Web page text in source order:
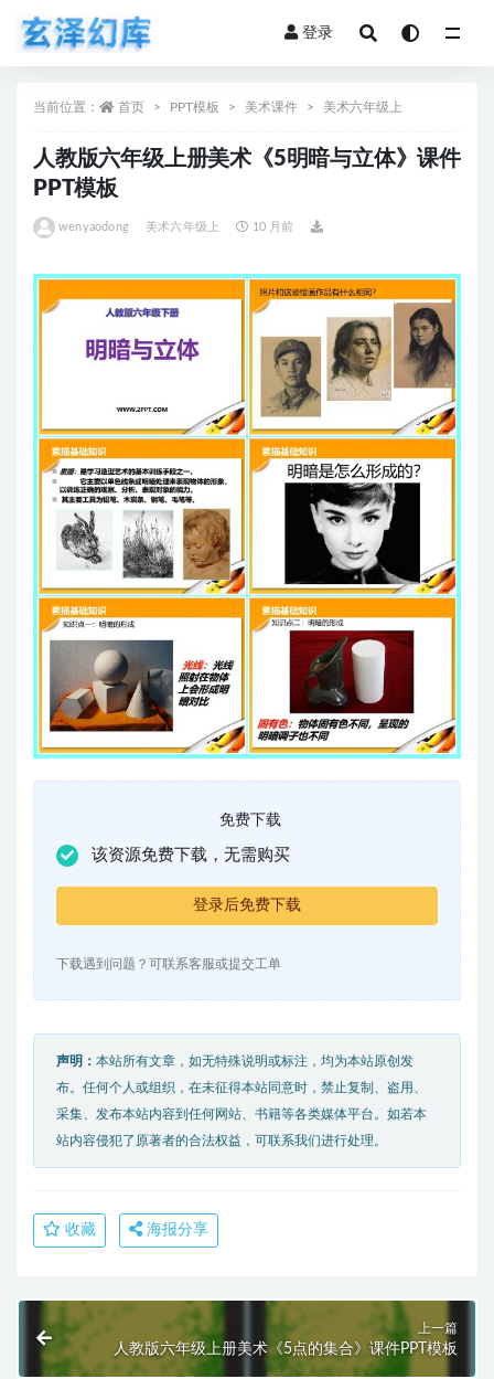
登录
当前位置： 首页 PPT模板 美术课件 美术六年级上
人教版六年级上册美术《5明暗与立体》课件
PPT模板
wenyaodong 美术六年级上 10 月前
免费下载
该资源免费下载，无需购买
登录后免费下载
下载遇到问题？可联系客服或提交工单
声明： 本站所有文章，如无特殊说明或标注，均为本站原创发
布。任何个人或组织，在未征得本站同意时，禁止复制、盗用、
采集、发布本站内容到任何网站、书籍等各类媒体平台。如若本
站内容侵犯了原著者的合法权益，可联系我们进行处理。
收藏 海报分享
上一篇
人教版六年级上册美术《5点的集合》课件PPT模板